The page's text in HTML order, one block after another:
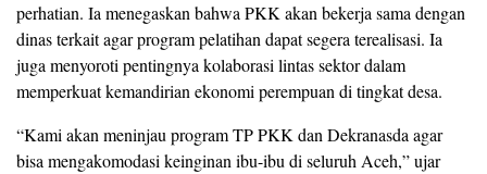
perhatian. Ia menegaskan bahwa PKK akan bekerja sama dengan
dinas terkait agar program pelatihan dapat segera terealisasi. Ia
juga menyoroti pentingnya kolaborasi lintas sektor dalam
memperkuat kemandirian ekonomi perempuan di tingkat desa.
“Kami akan meninjau program TP PKK dan Dekranasda agar
bisa mengakomodasi keinginan ibu-ibu di seluruh Aceh,” ujar